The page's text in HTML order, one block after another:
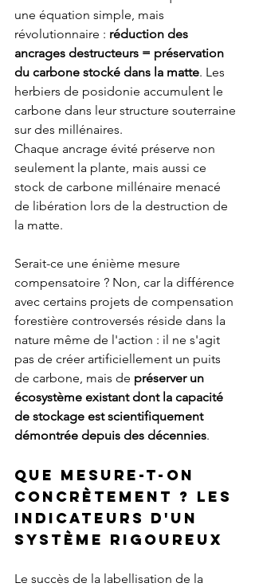
une équation simple, mais
révolutionnaire : réduction des
ancrages destructeurs = préservation
du carbone stocké dans la matte. Les
herbiers de posidonie accumulent le
carbone dans leur structure souterraine
sur des millénaires.
Chaque ancrage évité préserve non
seulement la plante, mais aussi ce
stock de carbone millénaire menacé
de libération lors de la destruction de
la matte.
Serait-ce une énième mesure
compensatoire ? Non, car la différence
avec certains projets de compensation
forestière controversés réside dans la
nature même de l'action : il ne s'agit
pas de créer artificiellement un puits
de carbone, mais de préserver un
écosystème existant dont la capacité
de stockage est scientifiquement
démontrée depuis des décennies.
Que mesure-t-on
concrètement ? Les
indicateurs d'un
système rigoureux
Le succès de la labellisation de la